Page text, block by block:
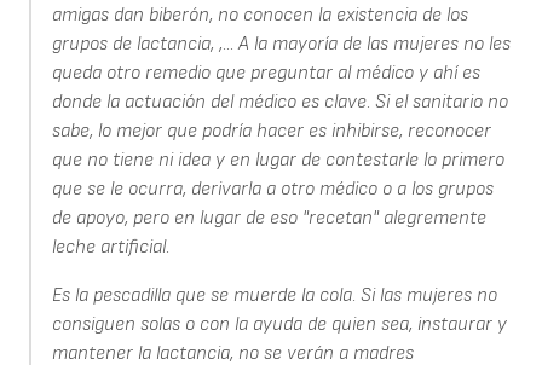
amigas dan biberón, no conocen la existencia de los
grupos de lactancia, ,... A la mayoría de las mujeres no les
queda otro remedio que preguntar al médico y ahí es
donde la actuación del médico es clave. Si el sanitario no
sabe, lo mejor que podría hacer es inhibirse, reconocer
que no tiene ni idea y en lugar de contestarle lo primero
que se le ocurra, derivarla a otro médico o a los grupos
de apoyo, pero en lugar de eso "recetan" alegremente
leche artificial.
Es la pescadilla que se muerde la cola. Si las mujeres no
consiguen solas o con la ayuda de quien sea, instaurar y
mantener la lactancia, no se verán a madres